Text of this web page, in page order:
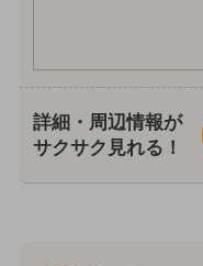
詳細・周辺情報が
サクサク見れる！